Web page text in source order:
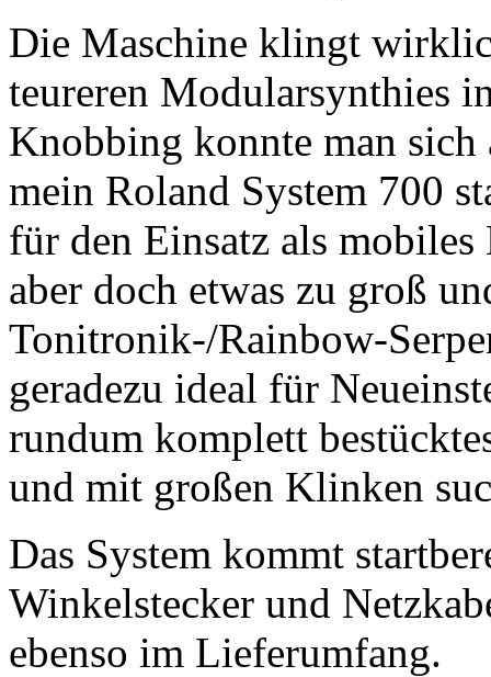
Die Maschine klingt
teureren Modularsynthies
Knobbing konnte man sich
mein Roland System 700
für den Einsatz als
aber doch etwas zu groß
Tonitronik-/Rainbow-
geradezu ideal für
rundum komplett
und mit großen Klinken
Das System kommt
Winkelstecker und
ebenso im Lieferumfang.